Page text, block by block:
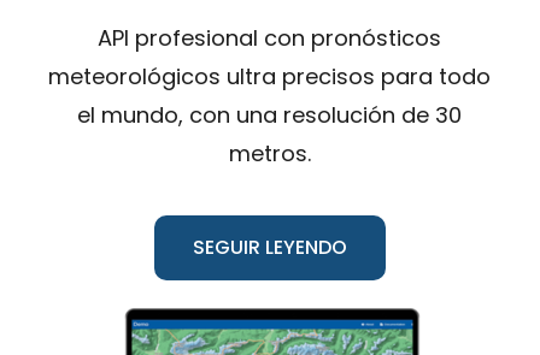
API profesional con pronósticos
meteorológicos ultra precisos para todo
el mundo, con una resolución de 30
metros.
SEGUIR LEYENDO